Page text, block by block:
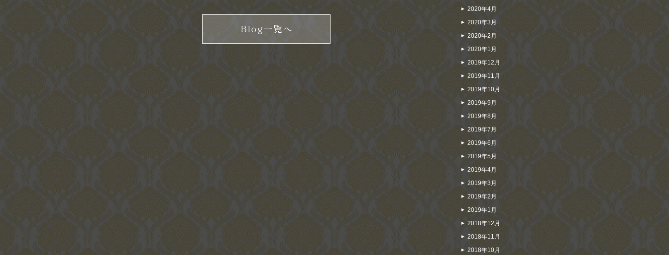
2020年4月
2020年3月
2020年2月
2020年1月
2019年12月
2019年11月
2019年10月
2019年9月
2019年8月
2019年7月
2019年6月
2019年5月
2019年4月
2019年3月
2019年2月
2019年1月
2018年12月
2018年11月
2018年10月